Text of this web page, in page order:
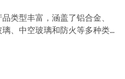
类型丰富，涵盖了铝合金、
、中空玻璃和防火等多种类